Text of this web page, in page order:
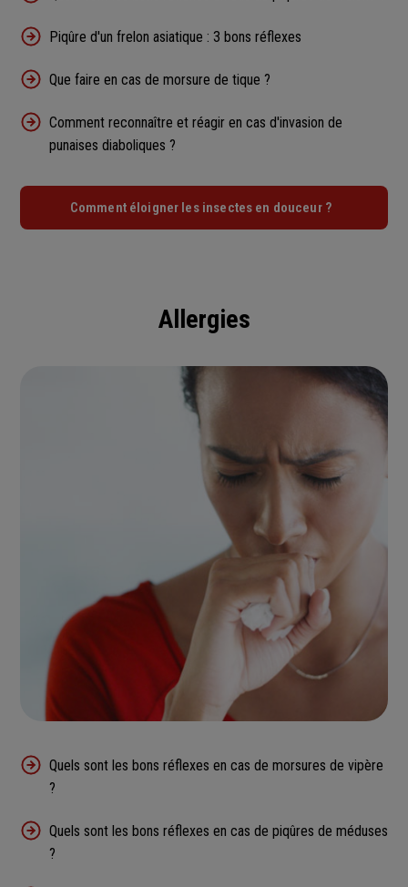
Piqûre d'un frelon asiatique : 3 bons réflexes
Que faire en cas de morsure de tique ?
Comment reconnaître et réagir en cas d'invasion de
punaises diaboliques ?
Comment éloigner les insectes en douceur ?
Allergies
Quels sont les bons réflexes en cas de morsures de vipère
?
Quels sont les bons réflexes en cas de piqûres de méduses
?